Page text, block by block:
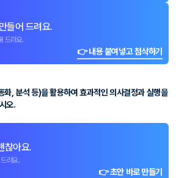
들어 드려요.
드려요.
👉 내용 붙여넣고 첨삭하기
화, 분석 등)을 활용하여 효과적인 의사결정과 실행을
오.
찮아요.
려요.
👉 초안 바로 만들기